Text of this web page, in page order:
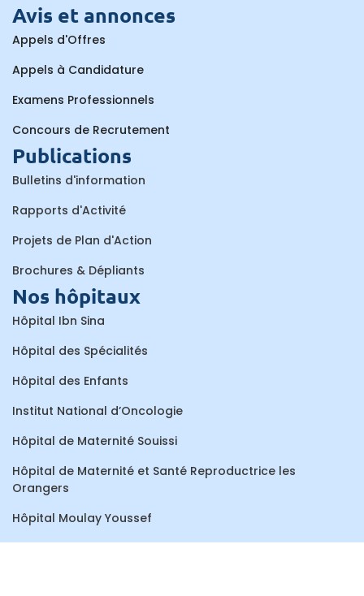
Avis et annonces
Appels d'Offres
Appels à Candidature
Examens Professionnels
Concours de Recrutement
Publications
Bulletins d'information
Rapports d'Activité
Projets de Plan d'Action
Brochures & Dépliants
Nos hôpitaux
Hôpital Ibn Sina
Hôpital des Spécialités
Hôpital des Enfants
Institut National d’Oncologie
Hôpital de Maternité Souissi
Hôpital de Maternité et Santé Reproductrice les
Orangers
Hôpital Moulay Youssef
Centre de Consultations et de Traitements Dentaires